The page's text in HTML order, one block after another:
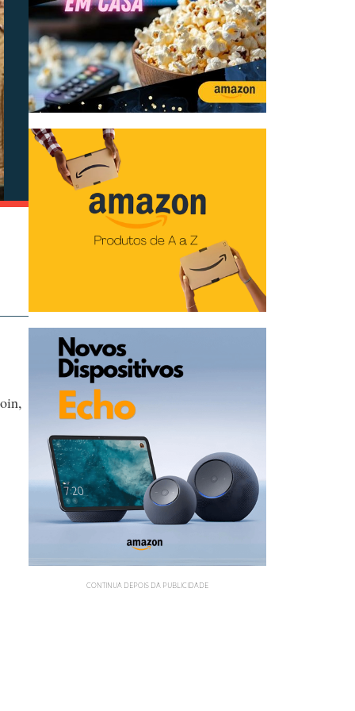
CONTINUA DEPOIS DA PUBLICIDADE